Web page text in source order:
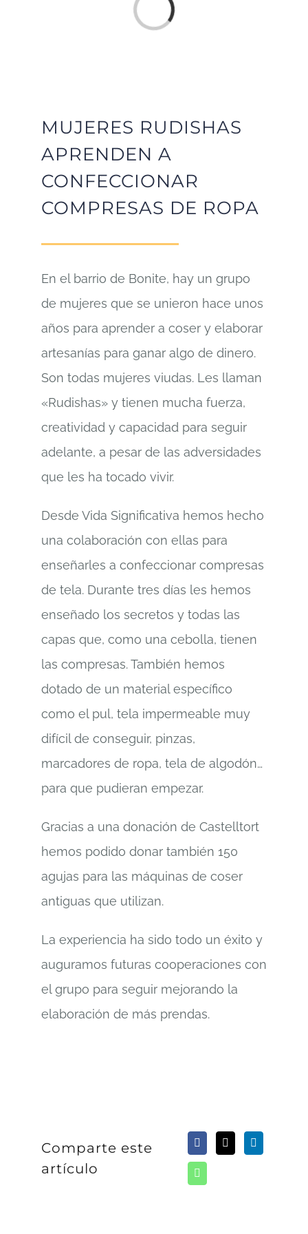
Cargando...
MUJERES RUDISHAS
APRENDEN A
CONFECCIONAR
COMPRESAS DE ROPA
En el barrio de Bonite, hay un grupo
de mujeres que se unieron hace unos
años para aprender a coser y elaborar
artesanías para ganar algo de dinero.
Son todas mujeres viudas. Les llaman
«Rudishas» y tienen mucha fuerza,
creatividad y capacidad para seguir
adelante, a pesar de las adversidades
que les ha tocado vivir.
Desde Vida Significativa hemos hecho
una colaboración con ellas para
enseñarles a confeccionar compresas
de tela. Durante tres días les hemos
enseñado los secretos y todas las
capas que, como una cebolla, tienen
las compresas. También hemos
dotado de un material específico
como el pul, tela impermeable muy
difícil de conseguir, pinzas,
marcadores de ropa, tela de algodón…
para que pudieran empezar.
Gracias a una donación de Castelltort
hemos podido donar también 150
agujas para las máquinas de coser
antiguas que utilizan.
La experiencia ha sido todo un éxito y
auguramos futuras cooperaciones con
el grupo para seguir mejorando la
elaboración de más prendas.
Comparte este
artículo